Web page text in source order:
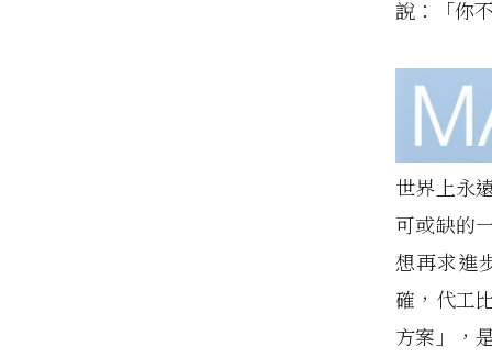
說：「你
世界上永
可或缺的
想再求進
確，代工
方案」，